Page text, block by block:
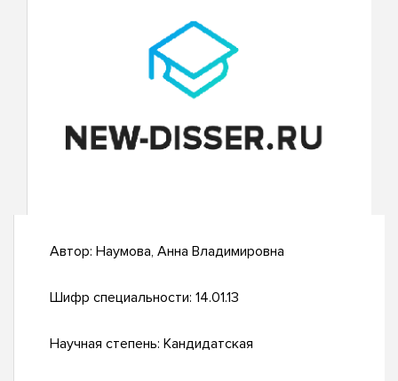
Автор: Наумова, Анна Владимировна
Шифр специальности: 14.01.13
Научная степень: Кандидатская